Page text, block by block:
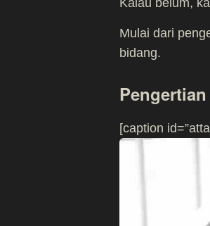
Kalau belum,
Mulai dari
bidang.
[caption